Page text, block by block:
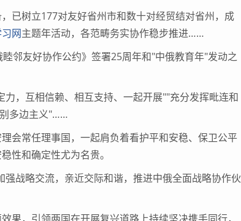
树立177对友好省州市和数十对经贸结对省州，成
网主题年活动，各范畴务实协作稳步推进……
友好协作公约》签署25周年和"中俄教育年"发动之
，互相信赖、相互支持、一起开展""充分发挥毗连和
多边主义"……
常任理事国，一起肩负着看护平和安稳、保卫公平
性和确定性尤为名贵。
战略交流，亲近交际和谐，推进中俄全面战略协作伙